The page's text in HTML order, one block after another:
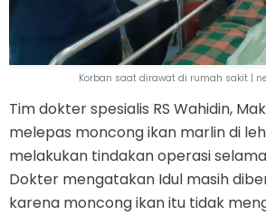
Korban saat dirawat di rumah sakit |
Tim dokter spesialis RS Wahidin,
melepas moncong ikan marlin di
melakukan tindakan operasi
Dokter mengatakan Idul masih
karena moncong ikan itu tidak